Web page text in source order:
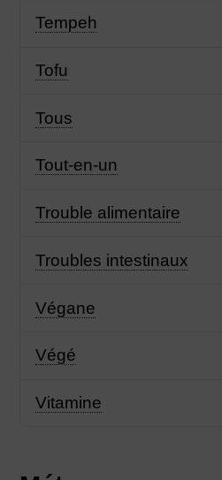
Tempeh
Tofu
Tous
Tout-en-un
Trouble alimentaire
Troubles intestinaux
Végane
Végé
Vitamine